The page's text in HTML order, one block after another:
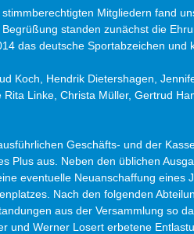
Mitgliedern fand
standen zunächst die
das deutsche Sportabzeichen und
Koch, Hendrik Dietershagen,
Linke, Christa Müller, Gertrud
Geschäfts- und der
Plus aus. Neben den üblichen
eventuelle Neuanschaffung eines
Nach den folgenden
aus der Versammlung so
und Werner Losert erbetene